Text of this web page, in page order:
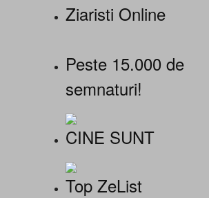
Ziaristi Online
Peste 15.000 de
semnaturi!
CINE SUNT
Top ZeList